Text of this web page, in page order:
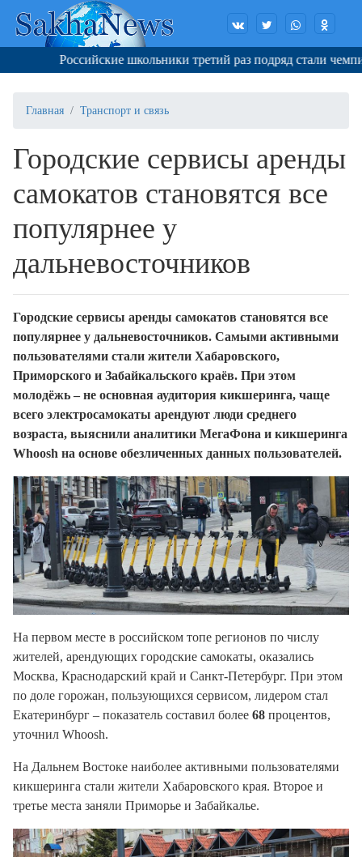
Российские школьники третий раз подряд стали
Главная Транспорт и связь
Городские сервисы аренды
самокатов становятся все
популярнее у
дальневосточников
Городские сервисы аренды самокатов становятся все
популярнее у дальневосточников. Самыми активными
пользователями стали жители Хабаровского,
Приморского и Забайкальского краёв. При этом
молодёжь – не основная аудитория кикшеринга, чаще
всего электросамокаты арендуют люди среднего
возраста, выяснили аналитики МегаФона и кикшеринга
Whoosh на основе обезличенных данных пользователей.
На первом месте в российском топе регионов по числу
жителей, арендующих городские самокаты, оказались
Москва, Краснодарский край и Санкт-Петербург. При этом
по доле горожан, пользующихся сервисом, лидером стал
Екатеринбург – показатель составил более 68 процентов,
уточнил Whoosh.
На Дальнем Востоке наиболее активными пользователями
кикшеринга стали жители Хабаровского края. Второе и
третье места заняли Приморье и Забайкалье.